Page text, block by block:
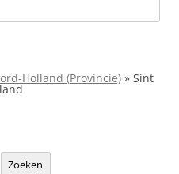
Holland (Provincie) » Sint
Zoeken